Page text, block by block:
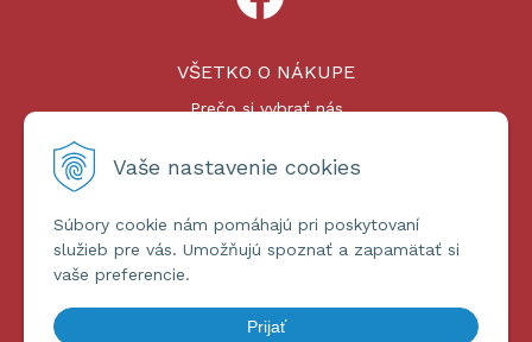
Vaše nastavenie cookies
Súbory cookie nám pomáhajú pri poskytovaní
služieb pre vás. Umožňujú spoznať a zapamätať si
vaše preferencie.
Prijať
VŠETKO O NÁKUPE
Prečo si vybrať nás
Platby a doprava
ĎALŠIE INFORMÁCIE
Obchodné podmienky
Ochrana osobných údajov